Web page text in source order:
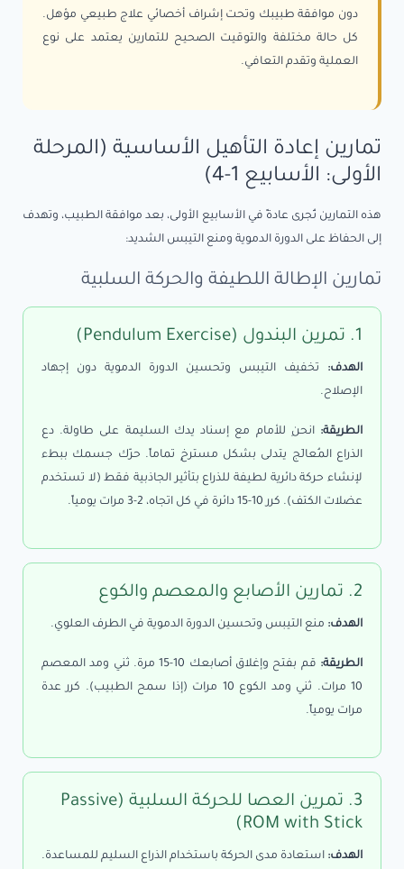
دون موافقة طبيبك وتحت إشراف أخصائي علاج طبيعي مؤهل.
كل حالة مختلفة والتوقيت الصحيح للتمارين يعتمد على نوع
العملية وتقدم التعافي.
تمارين إعادة التأهيل الأساسية (المرحلة
الأولى: الأسابيع 1-4)
هذه التمارين تُجرى عادةً في الأسابيع الأولى، بعد موافقة الطبيب، وتهدف
إلى الحفاظ على الدورة الدموية ومنع التيبس الشديد:
تمارين الإطالة اللطيفة والحركة السلبية
1. تمرين البندول (Pendulum Exercise)
الهدف: تخفيف التيبس وتحسين الدورة الدموية دون إجهاد
الإصلاح.
الطريقة: انحنِ للأمام مع إسناد يدك السليمة على طاولة. دع
الذراع المُعالَج يتدلى بشكل مسترخٍ تماماً. حرّك جسمك ببطء
لإنشاء حركة دائرية لطيفة للذراع بتأثير الجاذبية فقط (لا تستخدم
عضلات الكتف). كرر 10-15 دائرة في كل اتجاه، 2-3 مرات يومياً.
2. تمارين الأصابع والمعصم والكوع
الهدف: منع التيبس وتحسين الدورة الدموية في الطرف العلوي.
الطريقة:
قم بفتح وإغلاق أصابعك 10-15 مرة. ثني ومد المعصم
10 مرات. ثني ومد الكوع 10 مرات (إذا سمح الطبيب). كرر عدة
مرات يومياً.
3. تمرين العصا للحركة السلبية (Passive
ROM with Stick)
الهدف: استعادة مدى الحركة باستخدام الذراع السليم للمساعدة.